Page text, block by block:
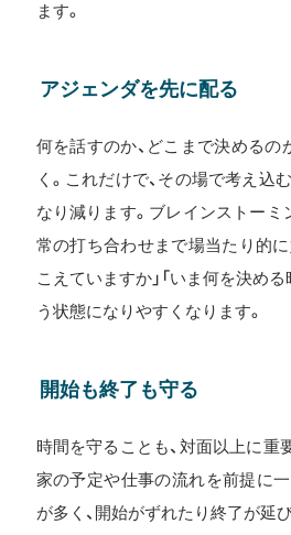
ます。
アジェンダを先に配る
何を話すのか、どこまで決めるの
く。これだけで、その場で考え込
なり減ります。ブレインストーミ
常の打ち合わせまで場当たり的に
こえていますか」「いま何を決め
う状態になりやすくなります。
開始も終了も守る
時間を守ることも、対面以上に重
家の予定や仕事の流れを前提に
が多く、開始がずれたり終了が延